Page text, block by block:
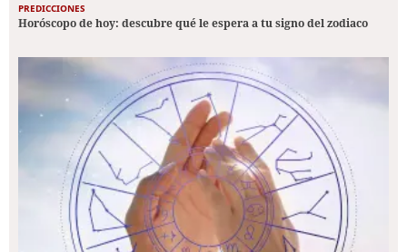
PREDICCIONES
Horóscopo de hoy: descubre qué le espera a tu signo del zodiaco